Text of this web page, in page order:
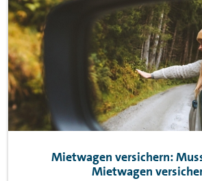
Mietwagen versichern:
Mietwagen